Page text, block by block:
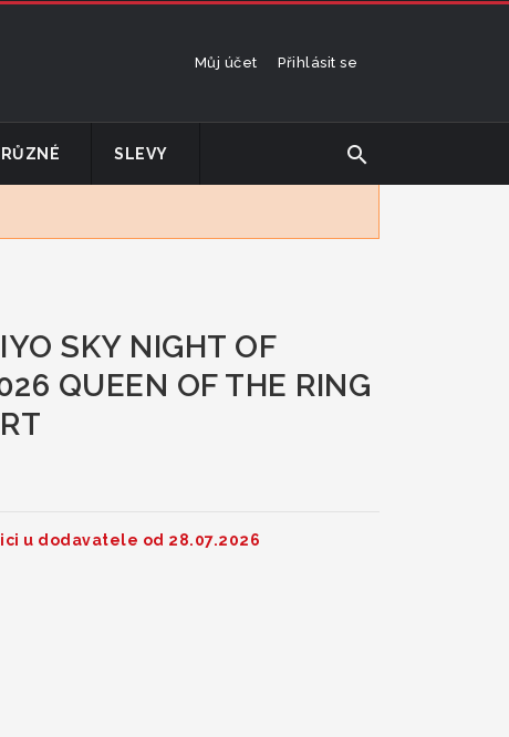
Můj účet Přihlásit se
RŮZNÉ SLEVY search
SKY NIGHT OF
QUEEN OF THE RING
u dodavatele od 28.07.2026